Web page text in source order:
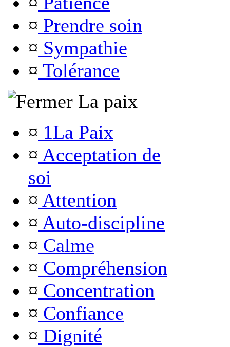
¤ Prendre soin
¤ Sympathie
¤ Tolérance
La paix
¤ 1La Paix
¤ Acceptation de
soi
¤ Attention
¤ Auto-discipline
¤ Calme
¤ Compréhension
¤ Concentration
¤ Confiance
¤ Dignité